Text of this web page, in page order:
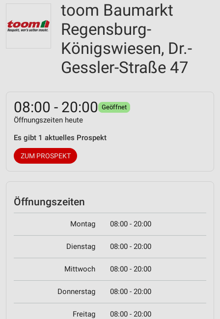
toom Baumarkt
Regensburg-
Königswiesen, Dr.-
Gessler-Straße 47
08:00 - 20:00 Geöffnet
Öffnungszeiten heute
Es gibt 1 aktuelles Prospekt
ZUM PROSPEKT
Öffnungszeiten
Montag 08:00 - 20:00
Dienstag 08:00 - 20:00
Mittwoch 08:00 - 20:00
Donnerstag 08:00 - 20:00
Freitag 08:00 - 20:00